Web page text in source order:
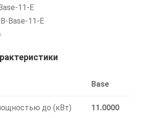
11-E
Base-11-E
Base
до (кВт) 11.0000